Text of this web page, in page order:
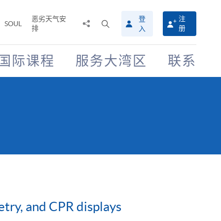
SOUL
恶劣天气安
排
搜
寻
介
面
登
入
注
册
际课程 服务大湾区 联系
and CPR displays